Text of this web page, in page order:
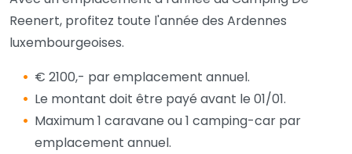
Reenert, profitez toute l'année des Ardennes
luxembourgeoises.
€ 2100,- par emplacement annuel.
Le montant doit être payé avant le 01/01.
Maximum 1 caravane ou 1 camping-car par
emplacement annuel.